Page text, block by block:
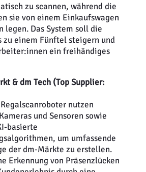
zu scannen, während die
sie von einem Einkaufswagen
legen. Das System soll die
einem Fünftel steigern und
ein freihändiges
& dm Tech (Top Supplier:
nutzen
und Sensoren sowie
basierte
um umfassende
der dm-Märkte zu erstellen.
Erkennung von Präsenzlücken